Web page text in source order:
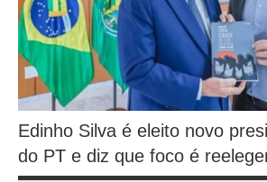
Edinho Silva é eleito novo
do PT e diz que foco é